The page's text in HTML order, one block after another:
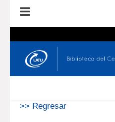
En el catálogo
>> Regresar